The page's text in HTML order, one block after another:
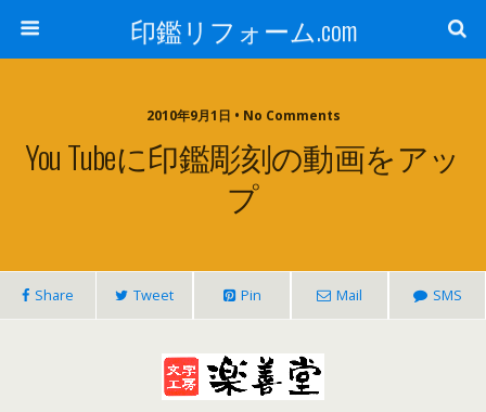
印鑑リフォーム.com
2010年9月1日 • No Comments
You Tubeに印鑑彫刻の動画をアッ
プ
Share Tweet Pin Mail SMS